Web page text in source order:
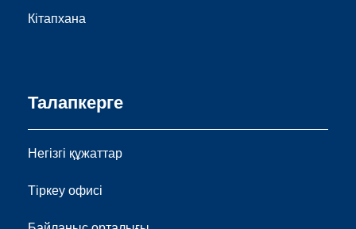
Кітапхана
Талапкерге
Негізгі құжаттар
Тіркеу офисі